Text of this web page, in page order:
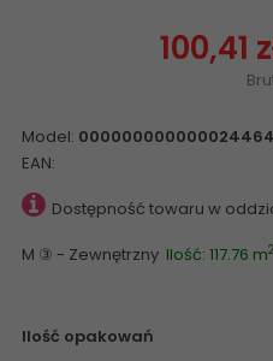
100,41
Model: 000000000000024464
EAN:
Dostępność towaru w
M ③ - Zewnętrzny Ilość: 117.76 m2
Ilość opakowań